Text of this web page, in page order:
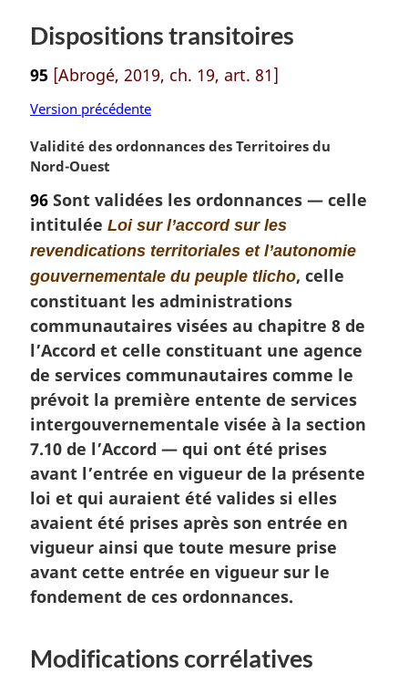
Dispositions transitoires
95 [Abrogé, 2019, ch. 19, art. 81]
Version précédente
N
o
e
m
a
g
i
n
a
e
:
Validité des ordonnances des Territoires du
Nord-Ouest
96 Sont validées les ordonnances — celle
intitulée Loi sur l’accord sur les
revendications territoriales et l’autonomie
gouvernementale du peuple tlicho, celle
constituant les administrations
communautaires visées au chapitre 8 de
l’Accord et celle constituant une agence
de services communautaires comme le
prévoit la première entente de services
intergouvernementale visée à la section
7.10 de l’Accord — qui ont été prises
avant l’entrée en vigueur de la présente
loi et qui auraient été valides si elles
avaient été prises après son entrée en
vigueur ainsi que toute mesure prise
avant cette entrée en vigueur sur le
fondement de ces ordonnances.
Modifications corrélatives